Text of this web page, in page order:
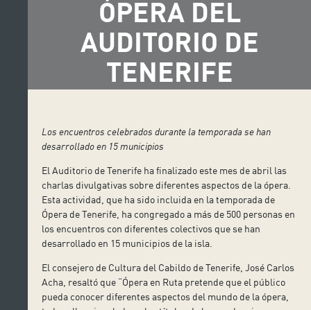
ÓPERA DEL
AUDITORIO DE
TENERIFE
Los encuentros celebrados durante la temporada se han
desarrollado en 15 municipios
El Auditorio de Tenerife ha finalizado este mes de abril las
charlas divulgativas sobre diferentes aspectos de la ópera.
Esta actividad, que ha sido incluida en la temporada de
Ópera de Tenerife, ha congregado a más de 500 personas en
los encuentros con diferentes colectivos que se han
desarrollado en 15 municipios de la isla.
El consejero de Cultura del Cabildo de Tenerife, José Carlos
Acha, resaltó que “Ópera en Ruta pretende que el público
pueda conocer diferentes aspectos del mundo de la ópera,